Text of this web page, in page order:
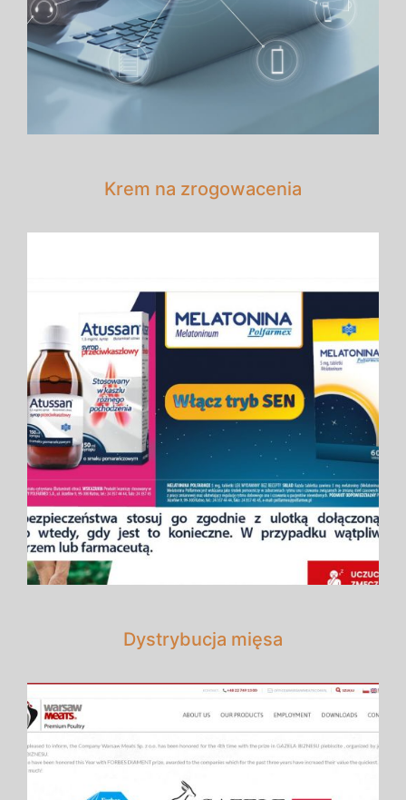
Krem na zrogowacenia
Dystrybucja mięsa